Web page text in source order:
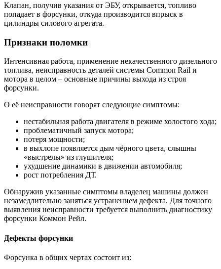
Клапан, получив указания от ЭБУ, открывается, топливо
попадает в форсунки, откуда производится впрыск в
цилиндры силового агрегата.
Признаки поломки
Интенсивная работа, применение некачественного дизельного
топлива, неисправность деталей системы Common Rail и
мотора в целом – основные причины выхода из строя
форсунки.
О её неисправности говорят следующие симптомы:
нестабильная работа двигателя в режиме холостого хода;
проблематичный запуск мотора;
потеря мощности;
в выхлопе появляется дым чёрного цвета, слышны
«выстрелы» из глушителя;
ухудшение динамики в движении автомобиля;
рост потребления ДТ.
Обнаружив указанные симптомы владелец машины должен
незамедлительно заняться устранением дефекта. Для точного
выявления неисправности требуется выполнить диагностику
форсунки Коммон Рейл.
Дефекты форсунки
Форсунка в общих чертах состоит из: